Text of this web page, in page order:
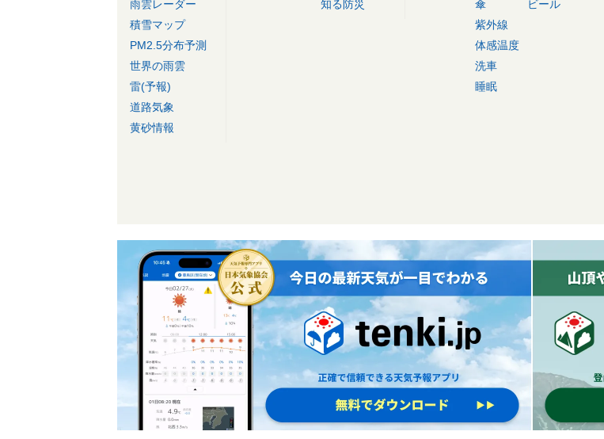
雨雲レーダー
積雪マップ
PM2.5分布予測
世界の雨雲
雷(予報)
道路気象
黄砂情報
知る防災
傘
紫外線
体感温度
洗車
睡眠
ビール